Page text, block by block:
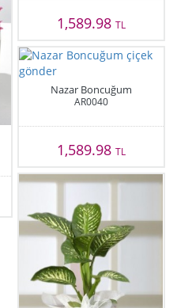
1,589.98 TL
Nazar Boncuğum
AR0040
1,589.98 TL